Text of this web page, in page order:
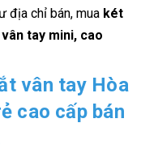
địa chỉ bán, mua két
tay mini, cao
vân tay Hòa
cao cấp bán